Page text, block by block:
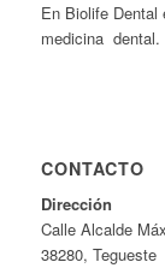
En Biolife
medicina dental.
CONTACTO
Dirección
Calle Alcalde
38280, Tegueste